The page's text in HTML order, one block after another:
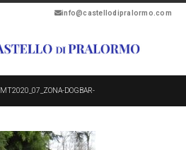
info@castellodipralormo.com
MT2020_07_ZONA-DOGBAR-